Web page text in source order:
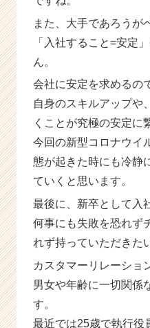
また、大手であろうが
「入社すること=安定
ん。
会社に安定を求めるの
自身のスキルアップや
くことが究極の安定に
今回の新型コロナウイ
態が起きた時にも冷静
ていくと思います。
最後に、新卒として入
何事にも失敗を恐れず
れず持っていただきた
カスタマーリレーショ
男女や年齢に一切関係
す。
最近では25歳で執行役